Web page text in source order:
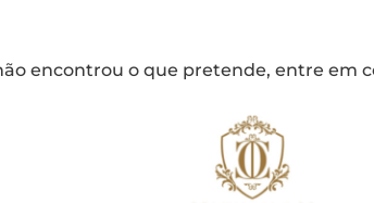
encontrou o que pretende, entre em